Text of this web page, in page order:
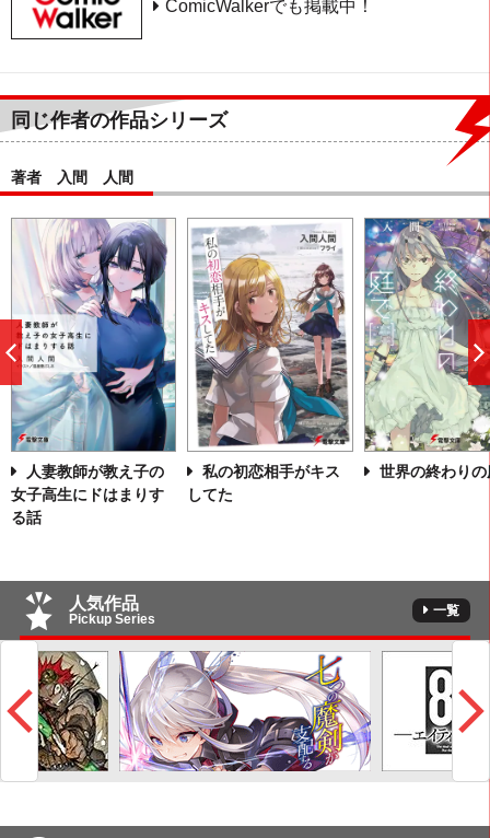
ComicWalkerでも掲載中！
同じ作者の作品シリーズ
著者 入間 人間
人妻教師が教え子の
女子高生にドはまりす
る話
私の初恋相手がキス
してた
世界の終わりの
前
へ
人気作品
Pickup Series
一覧